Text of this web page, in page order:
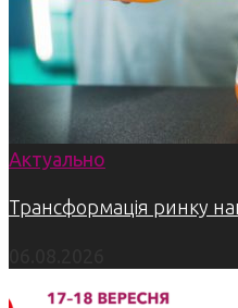
Актуально
Трансформація ринку